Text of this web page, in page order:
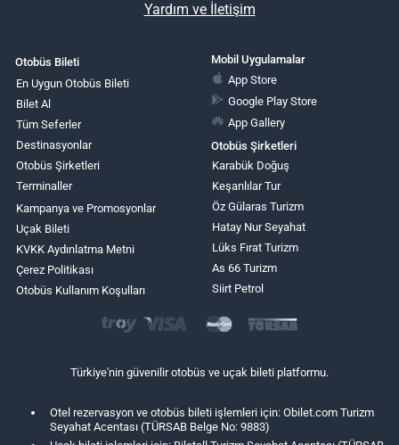
Yardım ve İletişim
Otobüs Bileti
En Uygun Otobüs Bileti
Bilet Al
Tüm Seferler
Destinasyonlar
Otobüs Şirketleri
Terminaller
Kampanya ve Promosyonlar
Uçak Bileti
KVKK Aydınlatma Metni
Çerez Politikası
Otobüs Kullanım Koşulları
Mobil Uygulamalar
App Store
Google Play Store
App Gallery
Otobüs Şirketleri
Karabük Doğuş
Keşanlılar Tur
Öz Gülaras Turizm
Hatay Nur Seyahat
Lüks Fırat Turizm
As 66 Turizm
Siirt Petrol
Türkiye'nin güvenilir otobüs ve uçak bileti platformu.
Otel rezervasyon ve otobüs bileti işlemleri için: Obilet.com Turizm
Seyahat Acentası (TÜRSAB Belge No: 9883)